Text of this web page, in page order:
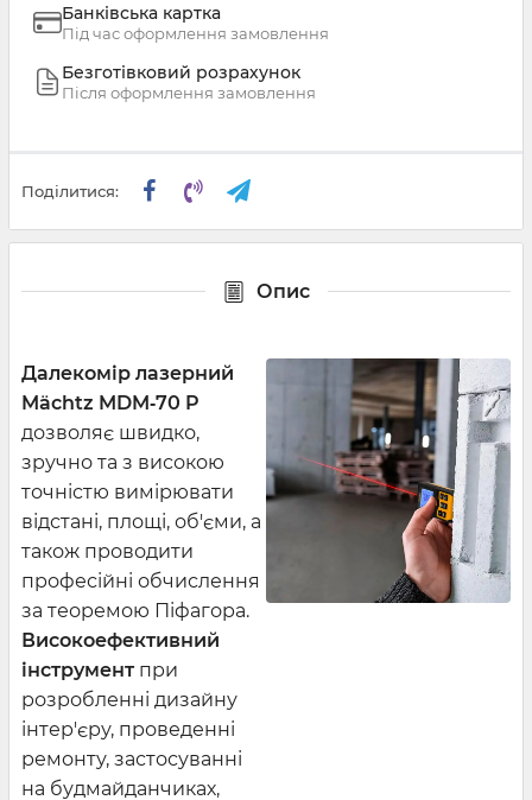
Банківська картка
Під час оформлення замовлення
Безготівковий розрахунок
Після оформлення замовлення
Поділитися:
Опис
Далекомір лазерний
Mächtz MDM‑70 P
дозволяє швидко,
зручно та з високою
точністю вимірювати
відстані, площі, об'єми, а
також проводити
професійні обчислення
за теоремою Піфагора.
Високоефективний
інструмент при
розробленні дизайну
інтер'єру, проведенні
ремонту, застосуванні
на будмайданчиках,